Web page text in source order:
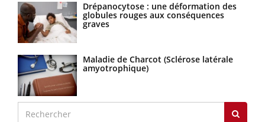
Drépanocytose : une déformation des
globules rouges aux conséquences
graves
Maladie de Charcot (Sclérose latérale
amyotrophique)